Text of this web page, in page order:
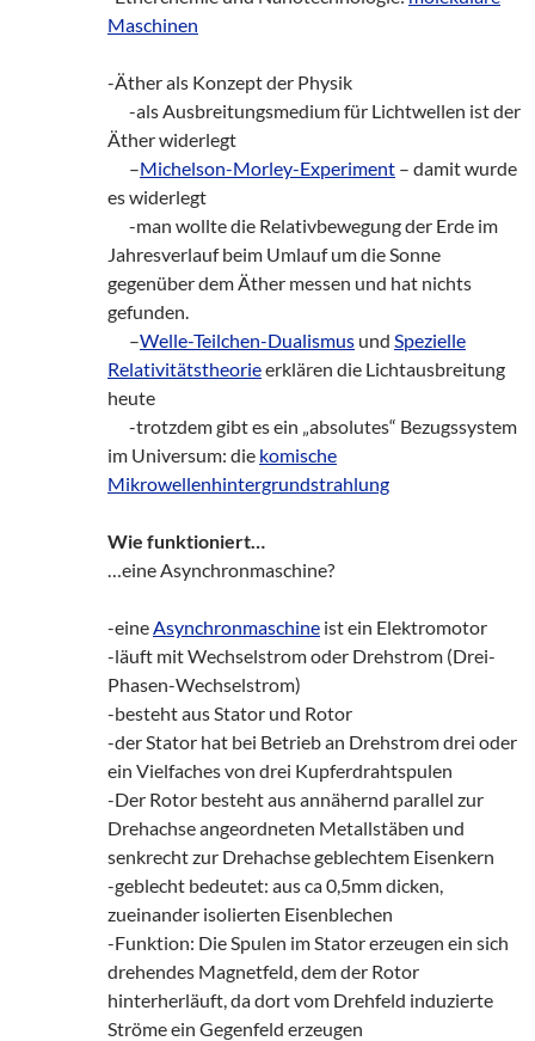
Maschinen
-Äther als Konzept der Physik
-als Ausbreitungsmedium für Lichtwellen ist der
Äther widerlegt
–Michelson-Morley-Experiment – damit wurde
es widerlegt
-man wollte die Relativbewegung der Erde im
Jahresverlauf beim Umlauf um die Sonne
gegenüber dem Äther messen und hat nichts
gefunden.
–Welle-Teilchen-Dualismus und Spezielle
Relativitätstheorieerklären die Lichtausbreitung
heute
-trotzdem gibt es ein „absolutes“ Bezugssystem
im Universum: die komische
Mikrowellenhintergrundstrahlung
Wie funktioniert…
…eine Asynchronmaschine?
-eineAsynchronmaschine ist ein Elektromotor
-läuft mit Wechselstrom oder Drehstrom (Drei-
Phasen-Wechselstrom)
-besteht aus Stator und Rotor
-der Stator hat bei Betrieb an Drehstrom drei oder
ein Vielfaches von drei Kupferdrahtspulen
-Der Rotor besteht aus annähernd parallel zur
Drehachse angeordneten Metallstäben und
senkrecht zur Drehachse geblechtem Eisenkern
-geblecht bedeutet: aus ca 0,5mm dicken,
zueinander isolierten Eisenblechen
-Funktion: Die Spulen im Stator erzeugen ein sich
drehendes Magnetfeld, dem der Rotor
hinterherläuft, da dort vom Drehfeld induzierte
Ströme ein Gegenfeld erzeugen